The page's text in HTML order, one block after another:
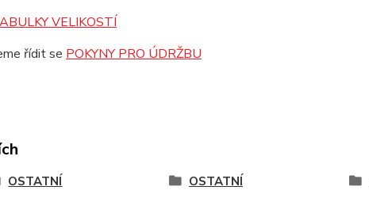
VELIKOSTÍ
řídit se POKYNY PRO ÚDRŽBU
OSTATNÍ OSTATNÍ